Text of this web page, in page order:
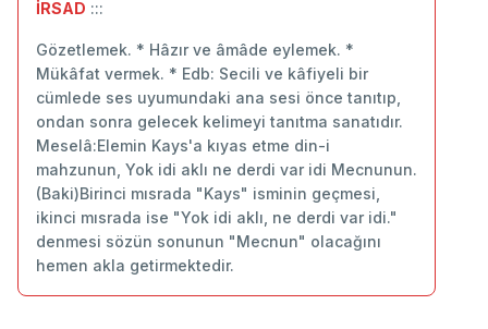
İRSAD :::
Gözetlemek. * Hâzır ve âmâde eylemek. *
Mükâfat vermek. * Edb: Secili ve kâfiyeli bir
cümlede ses uyumundaki ana sesi önce tanıtıp,
ondan sonra gelecek kelimeyi tanıtma sanatıdır.
Meselâ:Elemin Kays'a kıyas etme din-i
mahzunun, Yok idi aklı ne derdi var idi Mecnunun.
(Baki)Birinci mısrada "Kays" isminin geçmesi,
ikinci mısrada ise "Yok idi aklı, ne derdi var idi."
denmesi sözün sonunun "Mecnun" olacağını
hemen akla getirmektedir.